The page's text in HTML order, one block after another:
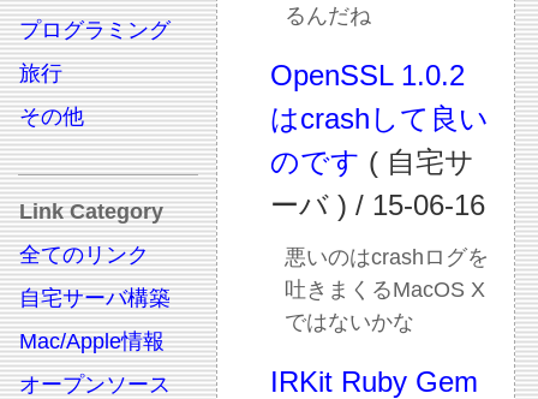
プログラミング
旅行
その他
Link Category
全てのリンク
自宅サーバ構築
Mac/Apple情報
オープンソース
るんだね
OpenSSL 1.0.2
はcrashして良い
のです ( 自宅サ
ーバ ) / 15-06-16
悪いのはcrashログを
吐きまくるMacOS X
ではないかな
IRKit Ruby Gem